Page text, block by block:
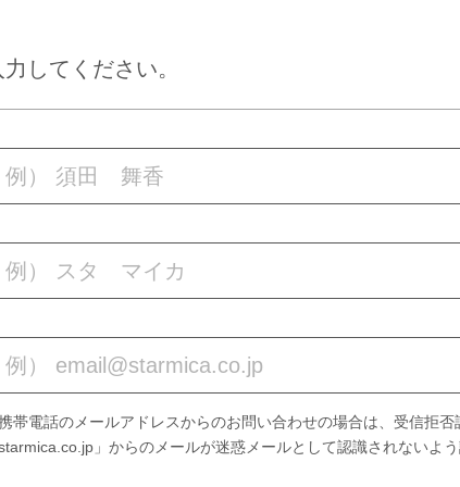
してください。
帯電話のメールアドレスからのお問い合わせの場合は、受信拒否
」からのメールが迷惑メールとして認識されないよう